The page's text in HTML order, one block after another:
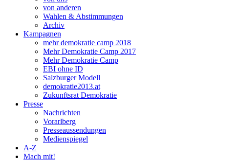
von anderen
Wahlen & Abstimmungen
Archiv
Kampagnen
mehr demokratie camp 2018
Mehr Demokratie Camp 2017
Mehr Demokratie Camp
EBI ohne ID
Salzburger Modell
demokratie2013.at
Zukunftsrat Demokratie
Presse
Nachrichten
Vorarlberg
Presseaussendungen
Medienspiegel
A-Z
Mach mit!